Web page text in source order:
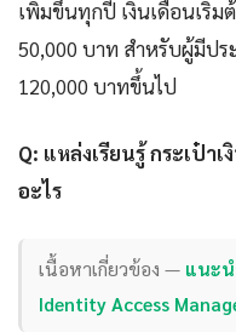
เพิ่มขึ้นทุกปี เงินเดือนเริ่
50,000 บาท สำหรับผู้มีป
120,000 บาทขึ้นไป
Q: แหล่งเรียนรู้ กระเป๋
อะไร
เนื้อหาเกี่ยวข้อง — แนะ
Identity Access